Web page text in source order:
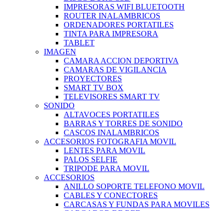
IMPRESORAS WIFI BLUETOOTH
ROUTER INALAMBRICOS
ORDENADORES PORTATILES
TINTA PARA IMPRESORA
TABLET
IMAGEN
CAMARA ACCION DEPORTIVA
CAMARAS DE VIGILANCIA
PROYECTORES
SMART TV BOX
TELEVISORES SMART TV
SONIDO
ALTAVOCES PORTATILES
BARRAS Y TORRES DE SONIDO
CASCOS INALAMBRICOS
ACCESORIOS FOTOGRAFIA MOVIL
LENTES PARA MOVIL
PALOS SELFIE
TRIPODE PARA MOVIL
ACCESORIOS
ANILLO SOPORTE TELEFONO MOVIL
CABLES Y CONECTORES
CARCASAS Y FUNDAS PARA MOVILES